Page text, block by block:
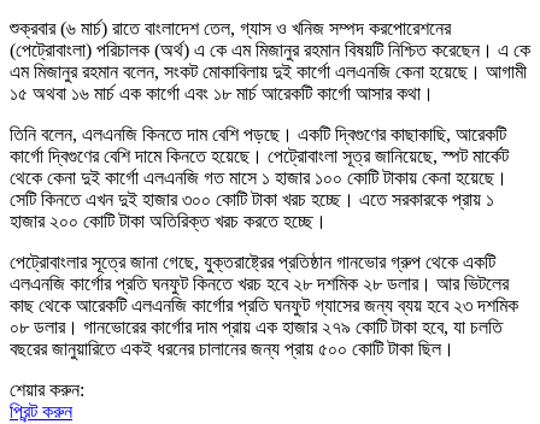
শুক্রবার (৬ মার্চ) রাতে বাংলাদেশ তেল, গ্যাস ও খনিজ সম্পদ করপোরেশনের
(পেট্রোবাংলা) পরিচালক (অর্থ) এ কে এম মিজানুর রহমান বিষয়টি নিশ্চিত করেছেন। এ কে
এম মিজানুর রহমান বলেন, সংকট মোকাবিলায় দুই কার্গো এলএনজি কেনা হয়েছে। আগামী
১৫ অথবা ১৬ মার্চ এক কার্গো এবং ১৮ মার্চ আরেকটি কার্গো আসার কথা।
তিনি বলেন, এলএনজি কিনতে দাম বেশি পড়ছে। একটি দ্বিগুণের কাছাকাছি, আরেকটি
কার্গো দ্বিগুণের বেশি দামে কিনতে হয়েছে। পেট্রোবাংলা সূত্র জানিয়েছে, স্পট মার্কেট
থেকে কেনা দুই কার্গো এলএনজি গত মাসে ১ হাজার ১০০ কোটি টাকায় কেনা হয়েছে।
সেটি কিনতে এখন দুই হাজার ৩০০ কোটি টাকা খরচ হচ্ছে। এতে সরকারকে প্রায় ১
হাজার ২০০ কোটি টাকা অতিরিক্ত খরচ করতে হচ্ছে।
পেট্রোবাংলার সূত্রে জানা গেছে, যুক্তরাষ্ট্রের প্রতিষ্ঠান গানভোর গ্রুপ থেকে একটি
এলএনজি কার্গোর প্রতি ঘনফুট কিনতে খরচ হবে ২৮ দশমিক ২৮ ডলার। আর ভিটলের
কাছ থেকে আরেকটি এলএনজি কার্গোর প্রতি ঘনফুট গ্যাসের জন্য ব্যয় হবে ২৩ দশমিক
০৮ ডলার। গানভোরের কার্গোর দাম প্রায় এক হাজার ২৭৯ কোটি টাকা হবে, যা চলতি
বছরের জানুয়ারিতে একই ধরনের চালানের জন্য প্রায় ৫০০ কোটি টাকা ছিল।
শেয়ার করুন:
প্রিন্ট করুন